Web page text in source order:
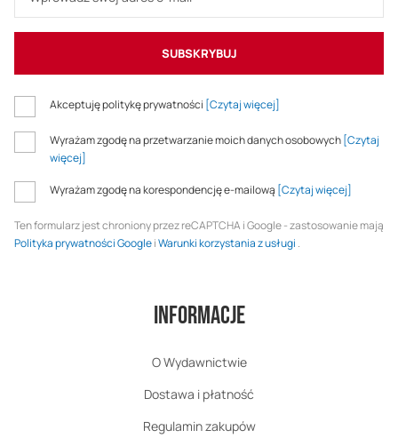
SUBSKRYBUJ
Akceptuję politykę prywatności [Czytaj więcej]
Wyrażam zgodę na przetwarzanie moich danych osobowych[Czytaj
więcej]
Wyrażam zgodę na korespondencję e-mailową [Czytaj więcej]
Ten formularz jest chroniony przez reCAPTCHA i Google - zastosowanie mają
Polityka prywatności GoogleiWarunki korzystania z usługi .
Informacje
O Wydawnictwie
Dostawa i płatność
Regulamin zakupów